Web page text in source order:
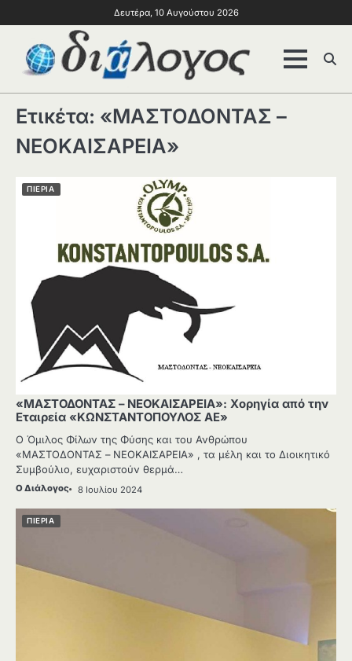
Δευτέρα, 10 Αυγούστου 2026
Ετικέτα: «ΜΑΣΤΟΔΟΝΤΑΣ –
ΝΕΟΚΑΙΣΑΡΕΙΑ»
ΠΙΕΡΙΑ
«ΜΑΣΤΟΔΟΝΤΑΣ – ΝΕΟΚΑΙΣΑΡΕΙΑ»: Χορηγία από την
Εταιρεία «ΚΩΝΣΤΑΝΤΟΠΟΥΛΟΣ ΑΕ»
Ο Όμιλος Φίλων της Φύσης και του Ανθρώπου
«ΜΑΣΤΟΔΟΝΤΑΣ – ΝΕΟΚΑΙΣΑΡΕΙΑ» , τα μέλη και το Διοικητικό
Συμβούλιο, ευχαριστούν θερμά…
Ο Διάλογος 8 Ιουλίου 2024
ΠΙΕΡΙΑ